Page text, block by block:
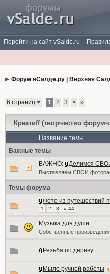
Перейти на сайт vSalde.ru
Форум вСалде.ру | Верхняя
6 страниц 1 2 3 > »
Креатиff (творчество
Название темы
Важные темы
ВАЖНО:
Делимся
Выставляем СВОИ
Темы форума
Фото из путешествий
1 2 3 » 44
Музыка для души
Собственные
Резьба по дереву
Мыло ручной работы